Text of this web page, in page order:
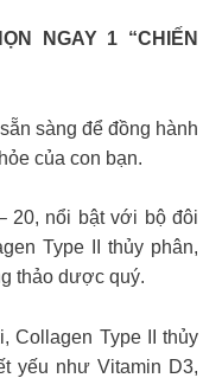
NGAY 1 “CHIẾN
sàng để đồng hành
của con bạn.
20, nổi bật với bộ đôi
Type II thủy phân,
thảo dược quý.
Collagen Type II thủy
yếu như Vitamin D3,